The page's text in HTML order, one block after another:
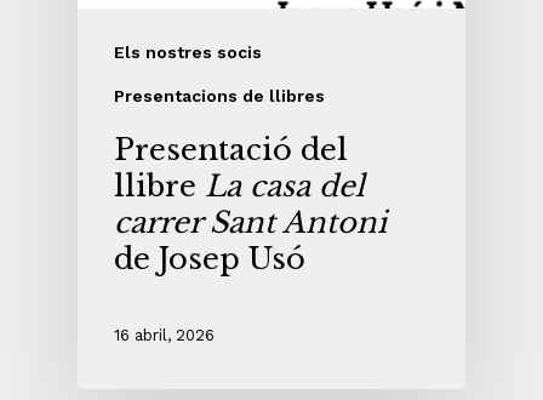
Els nostres socis
Presentacions de llibres
Presentació del
llibre La casa del
carrer Sant Antoni
de Josep Usó
16 abril, 2026